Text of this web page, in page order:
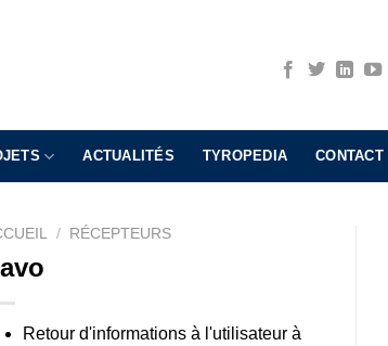
ACTUALITÉS TYROPEDIA CONTACT
/ RÉCEPTEURS
Retour d'informations à l'utilisateur à